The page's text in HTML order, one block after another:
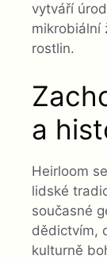
vytváří
mikrobiální
rostlin.
a
Heirloom
lidské
současné
dědictvím,
kulturně